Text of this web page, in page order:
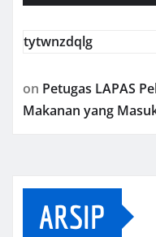
tytwnzdqlg
on Petugas LAPAS
Makanan yang
ARSIP